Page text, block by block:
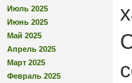
Июль 2025
Июнь 2025
Май 2025
Апрель 2025
Март 2025
Февраль 2025